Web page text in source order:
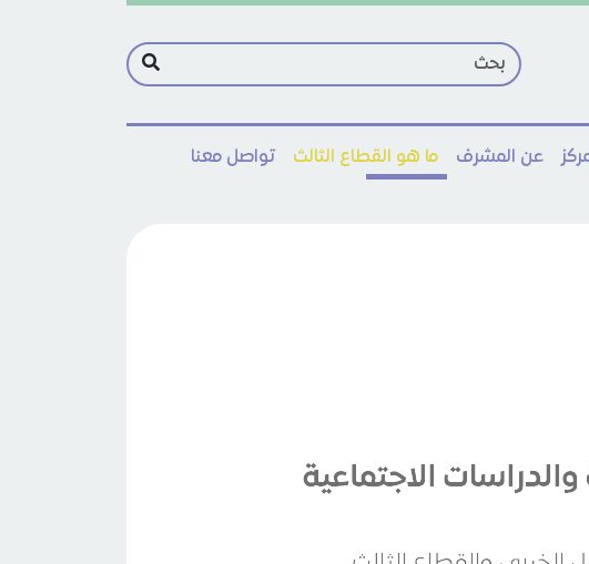
عن المشرف ما هو القطاع الثالث تواصل معنا